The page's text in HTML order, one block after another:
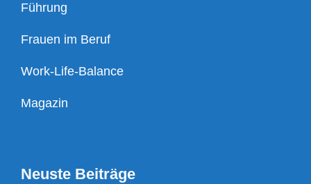
Führung
Frauen im Beruf
Work-Life-Balance
Magazin
Neuste Beiträge